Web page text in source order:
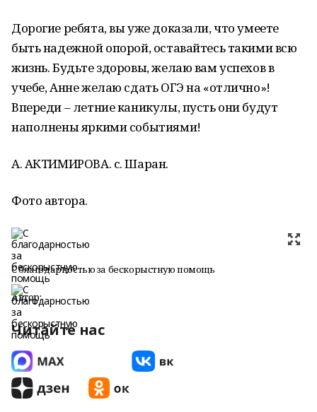
Дорогие ребята, вы уже доказали, что умеете
быть надежной опорой, оставайтесь такими всю
жизнь. Будьте здоровы, желаю вам успехов в
учебе, Анне желаю сдать ОГЭ на «отлично»!
Впереди – летние каникулы, пусть они будут
наполнены яркими событиями!
А. АКТИМИРОВА. с. Шаран.
Фото автора.
С благодарностью за бескорыстную помощь
Автор:
Читайте нас